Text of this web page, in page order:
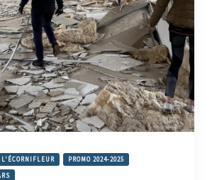
PROMO 2024-2025